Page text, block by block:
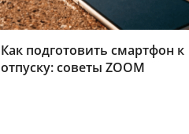
Как подготовить смартфон к
отпуску: советы ZOOM